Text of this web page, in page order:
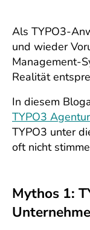
Als TYPO3-
und wieder
Management-
Realität
In diesem
TYPO3 Agentur
TYPO3 unter
oft nicht
Mythos 1: